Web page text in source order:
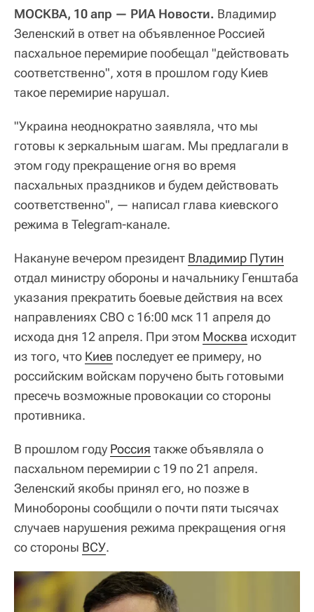
МОСКВА, 10 апр — РИА Новости. Владимир
Зеленский в ответ на объявленное Россией
пасхальное перемирие пообещал "действовать
соответственно", хотя в прошлом году Киев
такое перемирие нарушал.
"Украина неоднократно заявляла, что мы
готовы к зеркальным шагам. Мы предлагали в
этом году прекращение огня во время
пасхальных праздников и будем действовать
соответственно", — написал глава киевского
режима в Telegram-канале.
Накануне вечером президент Владимир Путин
отдал министру обороны и начальнику Генштаба
указания прекратить боевые действия на всех
направлениях СВО с 16:00 мск 11 апреля до
исхода дня 12 апреля. При этом Москва исходит
из того, что Киев последует ее примеру, но
российским войскам поручено быть готовыми
пресечь возможные провокации со стороны
противника.
В прошлом году Россия также объявляла о
пасхальном перемирии с 19 по 21 апреля.
Зеленский якобы принял его, но позже в
Минобороны сообщили о почти пяти тысячах
случаев нарушения режима прекращения огня
со стороны ВСУ.